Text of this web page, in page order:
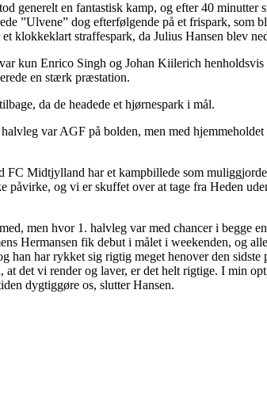
en fantastisk kamp, og efter 40 minutter
”Ulvene” dog efterfølgende på et frispark, som
klokkeklart straffespark, da Julius Hansen blev
kun Enrico Singh og Johan Kiilerich henholdsvis
en stærk præstation.
da de headede et hjørnespark i mål.
var AGF på bolden, men med hjemmeholdet
Midtjylland har et kampbillede som
påvirke, og vi er skuffet over at tage fra Heden
men hvor 1. halvleg var med chancer i begge
Hermansen fik debut i målet i weekenden, og
har rykket sig rigtig meget henover den
det vi render og laver, er det helt rigtige. I min
dygtiggøre os, slutter Hansen.